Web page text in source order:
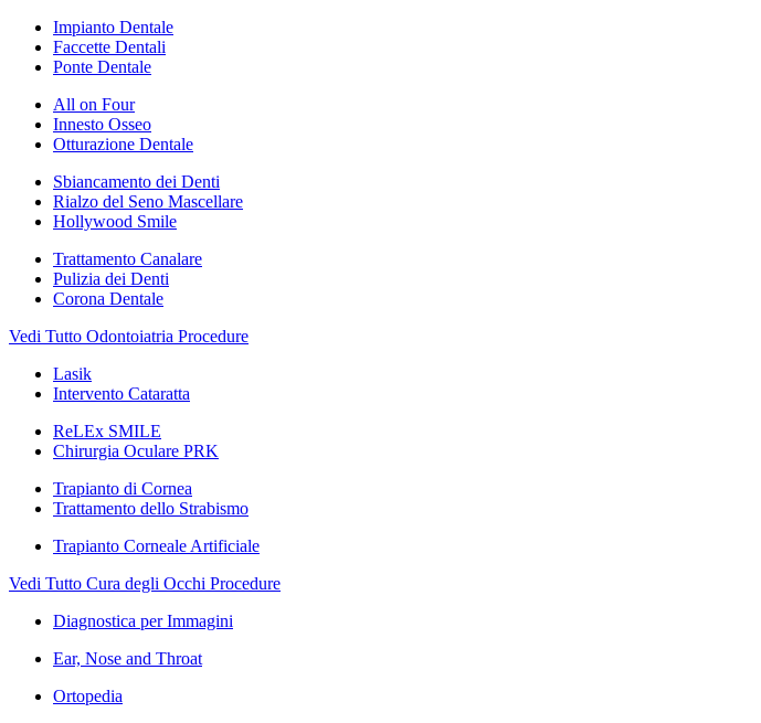
Impianto Dentale
Faccette Dentali
Ponte Dentale
All on Four
Innesto Osseo
Otturazione Dentale
Sbiancamento dei Denti
Rialzo del Seno Mascellare
Hollywood Smile
Trattamento Canalare
Pulizia dei Denti
Corona Dentale
Vedi Tutto Odontoiatria Procedure
Lasik
Intervento Cataratta
ReLEx SMILE
Chirurgia Oculare PRK
Trapianto di Cornea
Trattamento dello Strabismo
Trapianto Corneale Artificiale
Vedi Tutto Cura degli Occhi Procedure
Diagnostica per Immagini
Ear, Nose and Throat
Ortopedia